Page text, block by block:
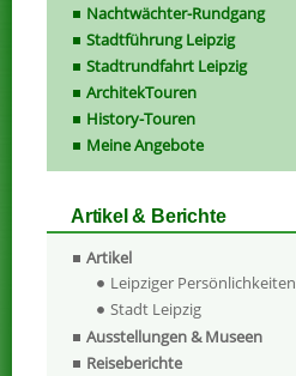
Nachtwächter-Rundgang
Stadtführung Leipzig
Stadtrundfahrt Leipzig
ArchitekTouren
History-Touren
Meine Angebote
Artikel & Berichte
Artikel
Leipziger Persönlichkeiten
Stadt Leipzig
Ausstellungen & Museen
Reiseberichte